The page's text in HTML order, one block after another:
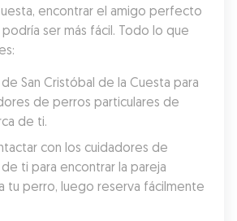
encontrar el amigo perfecto
ser más fácil. Todo lo que
San Cristóbal de la Cuesta para
de perros particulares de
de ti.
con los cuidadores de
ti para encontrar la pareja
tu perro, luego reserva fácilmente